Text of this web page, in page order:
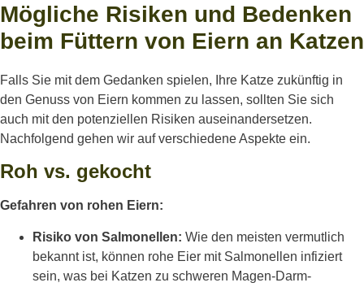
Mögliche Risiken und Bedenken
beim Füttern von Eiern an Katzen
Falls Sie mit dem Gedanken spielen, Ihre Katze zukünftig in
den Genuss von Eiern kommen zu lassen, sollten Sie sich
auch mit den potenziellen Risiken auseinandersetzen.
Nachfolgend gehen wir auf verschiedene Aspekte ein.
Roh vs. gekocht
Gefahren von rohen Eiern:
Risiko von Salmonellen: Wie den meisten vermutlich
bekannt ist, können rohe Eier mit Salmonellen infiziert
sein, was bei Katzen zu schweren Magen-Darm-